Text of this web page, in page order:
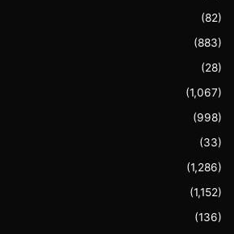
(82)
(883)
(28)
(1,067)
(998)
(33)
(1,286)
(1,152)
(136)